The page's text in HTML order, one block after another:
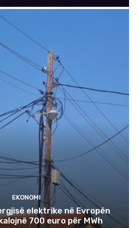
EKONOMI
elektrike në Evropën
700 euro për MWh